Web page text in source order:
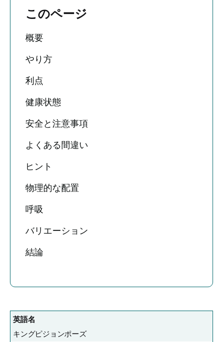
このページ
概要
やり方
利点
健康状態
安全と注意事項
よくある間違い
ヒント
物理的な配置
呼吸
バリエーション
結論
英語名
キングピジョンポーズ